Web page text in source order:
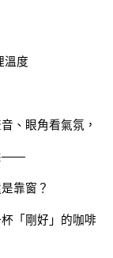
溫度
、眼角看氣氛，
——
靠窗？
「剛好」的咖啡